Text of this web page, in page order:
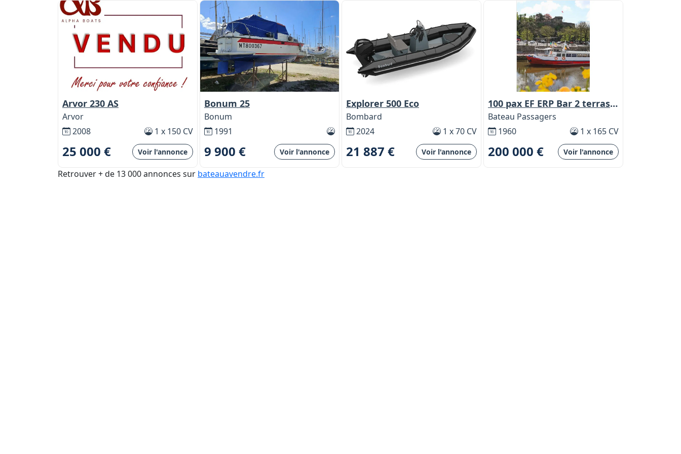
Arvor 230 AS
Arvor
2008
1 x 150 CV
25 000 € Voir l'annonce
Bonum 25
Bonum
1991
9 900 € Voir l'annonce
Explorer 500 Eco
Bombard
2024
1 x 70 CV
21 887 € Voir l'annonce
100 pax EF ERP Bar 2 terrasses
Bateau Passagers
1960
1 x 165 CV
200 000 € Voir l'annonce
Retrouver + de 13 000 annonces sur bateauavendre.fr